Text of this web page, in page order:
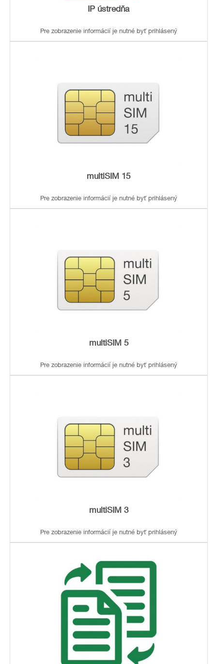
IP ústredňa
Pre zobrazenie informácií je nutné byť prihlásený
multiSIM 15
Pre zobrazenie informácií je nutné byť prihlásený
multiSIM 5
Pre zobrazenie informácií je nutné byť prihlásený
multiSIM 3
Pre zobrazenie informácií je nutné byť prihlásený